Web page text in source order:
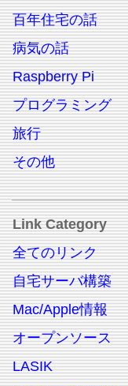
百年住宅の話
病気の話
Raspberry Pi
プログラミング
旅行
その他
Link Category
全てのリンク
自宅サーバ構築
Mac/Apple情報
オープンソース
LASIK